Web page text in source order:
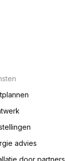
advies
door partners